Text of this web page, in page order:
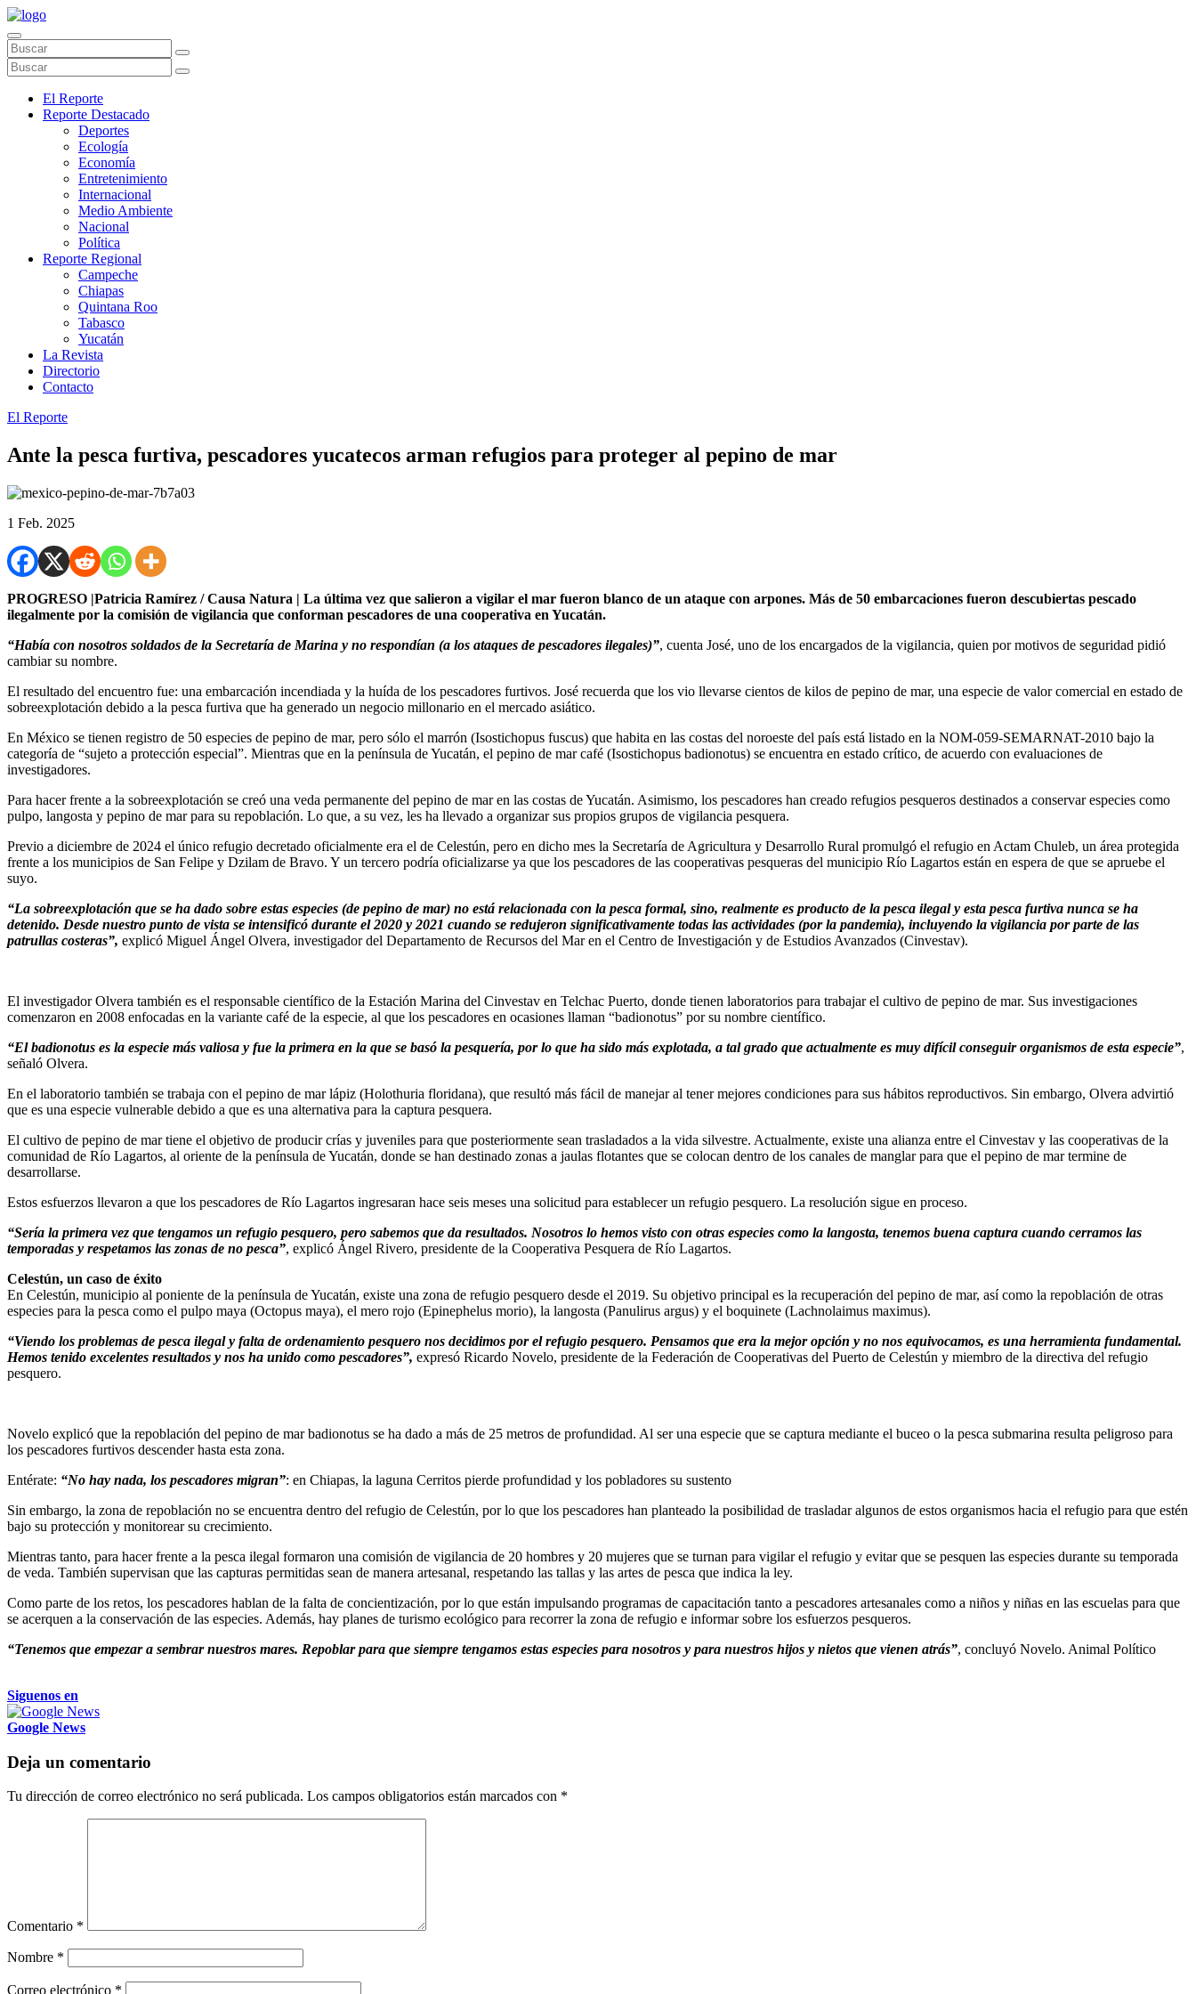
El Reporte
Reporte Destacado
Deportes
Ecología
Economía
Entretenimiento
Internacional
Medio Ambiente
Nacional
Política
Reporte Regional
Campeche
Chiapas
Quintana Roo
Tabasco
Yucatán
La Revista
Directorio
Contacto
El Reporte
Ante la pesca furtiva, pescadores yucatecos arman refugios para proteger al pepino de mar
1 Feb. 2025
PROGRESO |Patricia Ramírez / Causa Natura | La última vez que salieron a vigilar el mar fueron blanco de un ataque con arpones. Más de 50 embarcaciones fueron descubiertas pescado
ilegalmente por la comisión de vigilancia que conforman pescadores de una cooperativa en Yucatán.
“Había con nosotros soldados de la Secretaría de Marina y no respondían (a los ataques de pescadores ilegales)”, cuenta José, uno de los encargados de la vigilancia, quien por motivos de seguridad pidió
cambiar su nombre.
El resultado del encuentro fue: una embarcación incendiada y la huída de los pescadores furtivos. José recuerda que los vio llevarse cientos de kilos de pepino de mar, una especie de valor comercial en estado de
sobreexplotación debido a la pesca furtiva que ha generado un negocio millonario en el mercado asiático.
En México se tienen registro de 50 especies de pepino de mar, pero sólo el marrón (Isostichopus fuscus) que habita en las costas del noroeste del país está listado en la NOM-059-SEMARNAT-2010 bajo la
categoría de “sujeto a protección especial”. Mientras que en la península de Yucatán, el pepino de mar café (Isostichopus badionotus) se encuentra en estado crítico, de acuerdo con evaluaciones de
investigadores.
Para hacer frente a la sobreexplotación se creó una veda permanente del pepino de mar en las costas de Yucatán. Asimismo, los pescadores han creado refugios pesqueros destinados a conservar especies como
pulpo, langosta y pepino de mar para su repoblación. Lo que, a su vez, les ha llevado a organizar sus propios grupos de vigilancia pesquera.
Previo a diciembre de 2024 el único refugio decretado oficialmente era el de Celestún, pero en dicho mes la Secretaría de Agricultura y Desarrollo Rural promulgó el refugio en Actam Chuleb, un área protegida
frente a los municipios de San Felipe y Dzilam de Bravo. Y un tercero podría oficializarse ya que los pescadores de las cooperativas pesqueras del municipio Río Lagartos están en espera de que se apruebe el
suyo.
“La sobreexplotación que se ha dado sobre estas especies (de pepino de mar) no está relacionada con la pesca formal, sino, realmente es producto de la pesca ilegal y esta pesca furtiva nunca se ha
detenido. Desde nuestro punto de vista se intensificó durante el 2020 y 2021 cuando se redujeron significativamente todas las actividades (por la pandemia), incluyendo la vigilancia por parte de las
patrullas costeras”, explicó Miguel Ángel Olvera, investigador del Departamento de Recursos del Mar en el Centro de Investigación y de Estudios Avanzados (Cinvestav).
El investigador Olvera también es el responsable científico de la Estación Marina del Cinvestav en Telchac Puerto, donde tienen laboratorios para trabajar el cultivo de pepino de mar. Sus investigaciones
comenzaron en 2008 enfocadas en la variante café de la especie, al que los pescadores en ocasiones llaman “badionotus” por su nombre científico.
“El badionotus es la especie más valiosa y fue la primera en la que se basó la pesquería, por lo que ha sido más explotada, a tal grado que actualmente es muy difícil conseguir organismos de esta especie”,
señaló Olvera.
En el laboratorio también se trabaja con el pepino de mar lápiz (Holothuria floridana), que resultó más fácil de manejar al tener mejores condiciones para sus hábitos reproductivos. Sin embargo, Olvera advirtió
que es una especie vulnerable debido a que es una alternativa para la captura pesquera.
El cultivo de pepino de mar tiene el objetivo de producir crías y juveniles para que posteriormente sean trasladados a la vida silvestre. Actualmente, existe una alianza entre el Cinvestav y las cooperativas de la
comunidad de Río Lagartos, al oriente de la península de Yucatán, donde se han destinado zonas a jaulas flotantes que se colocan dentro de los canales de manglar para que el pepino de mar termine de
desarrollarse.
Estos esfuerzos llevaron a que los pescadores de Río Lagartos ingresaran hace seis meses una solicitud para establecer un refugio pesquero. La resolución sigue en proceso.
“Sería la primera vez que tengamos un refugio pesquero, pero sabemos que da resultados. Nosotros lo hemos visto con otras especies como la langosta, tenemos buena captura cuando cerramos las
temporadas y respetamos las zonas de no pesca”, explicó Ángel Rivero, presidente de la Cooperativa Pesquera de Río Lagartos.
Celestún, un caso de éxito
En Celestún, municipio al poniente de la península de Yucatán, existe una zona de refugio pesquero desde el 2019. Su objetivo principal es la recuperación del pepino de mar, así como la repoblación de otras
especies para la pesca como el pulpo maya (Octopus maya), el mero rojo (Epinephelus morio), la langosta (Panulirus argus) y el boquinete (Lachnolaimus maximus).
“Viendo los problemas de pesca ilegal y falta de ordenamiento pesquero nos decidimos por el refugio pesquero. Pensamos que era la mejor opción y no nos equivocamos, es una herramienta fundamental.
Hemos tenido excelentes resultados y nos ha unido como pescadores”, expresó Ricardo Novelo, presidente de la Federación de Cooperativas del Puerto de Celestún y miembro de la directiva del refugio
pesquero.
Novelo explicó que la repoblación del pepino de mar badionotus se ha dado a más de 25 metros de profundidad. Al ser una especie que se captura mediante el buceo o la pesca submarina resulta peligroso para
los pescadores furtivos descender hasta esta zona.
Entérate: “No hay nada, los pescadores migran”: en Chiapas, la laguna Cerritos pierde profundidad y los pobladores su sustento
Sin embargo, la zona de repoblación no se encuentra dentro del refugio de Celestún, por lo que los pescadores han planteado la posibilidad de trasladar algunos de estos organismos hacia el refugio para que estén
bajo su protección y monitorear su crecimiento.
Mientras tanto, para hacer frente a la pesca ilegal formaron una comisión de vigilancia de 20 hombres y 20 mujeres que se turnan para vigilar el refugio y evitar que se pesquen las especies durante su temporada
de veda. También supervisan que las capturas permitidas sean de manera artesanal, respetando las tallas y las artes de pesca que indica la ley.
Como parte de los retos, los pescadores hablan de la falta de concientización, por lo que están impulsando programas de capacitación tanto a pescadores artesanales como a niños y niñas en las escuelas para que
se acerquen a la conservación de las especies. Además, hay planes de turismo ecológico para recorrer la zona de refugio e informar sobre los esfuerzos pesqueros.
“Tenemos que empezar a sembrar nuestros mares. Repoblar para que siempre tengamos estas especies para nosotros y para nuestros hijos y nietos que vienen atrás”, concluyó Novelo. Animal Político
Siguenos en
Google News
Deja un comentario
Tu dirección de correo electrónico no será publicada. Los campos obligatorios están marcados con *
Comentario *
Nombre *
Correo electrónico *